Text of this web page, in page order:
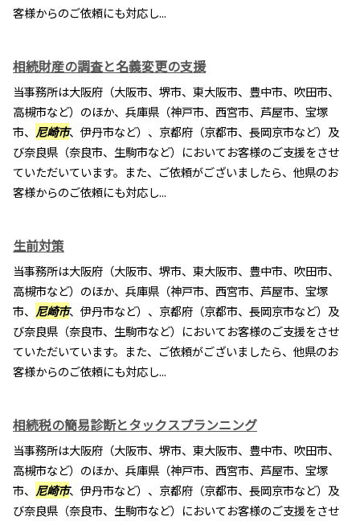
客様からのご依頼にも対応し...
相続財産の調査と名義変更の支援
当事務所は大阪府（大阪市、堺市、東大阪市、豊中市、吹田市、
高槻市など）のほか、兵庫県（神戸市、西宮市、芦屋市、宝塚
市、 尼崎市、伊丹市など）、京都府（京都市、長岡京市など）及
び奈良県（奈良市、生駒市など）においてお客様のご支援をさせ
ていただいています。また、ご依頼がございましたら、他県のお
客様からのご依頼にも対応し...
生前対策
当事務所は大阪府（大阪市、堺市、東大阪市、豊中市、吹田市、
高槻市など）のほか、兵庫県（神戸市、西宮市、芦屋市、宝塚
市、 尼崎市、伊丹市など）、京都府（京都市、長岡京市など）及
び奈良県（奈良市、生駒市など）においてお客様のご支援をさせ
ていただいています。また、ご依頼がございましたら、他県のお
客様からのご依頼にも対応し...
相続税の簡易診断とタックスプランニング
当事務所は大阪府（大阪市、堺市、東大阪市、豊中市、吹田市、
高槻市など）のほか、兵庫県（神戸市、西宮市、芦屋市、宝塚
市、 尼崎市、伊丹市など）、京都府（京都市、長岡京市など）及
び奈良県（奈良市、生駒市など）においてお客様のご支援をさせ